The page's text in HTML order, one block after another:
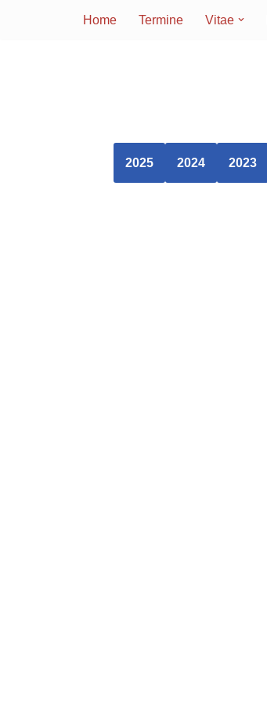
Home Termine Vitae
2025 2024 2023